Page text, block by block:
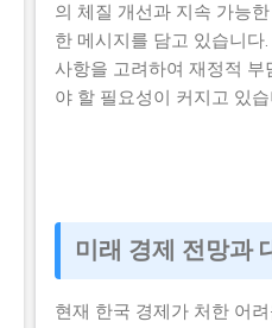
의 체질 개선과 지속 가능
한 메시지를 담고 있습니
사항을 고려하여 재정적
야 할 필요성이 커지고 있습
미래 경제 전망과
현재 한국 경제가 처한 어